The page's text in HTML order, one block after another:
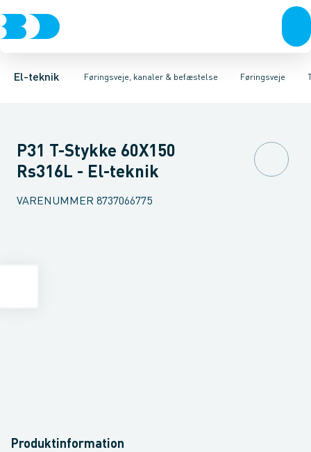
El-teknik Føringsveje, kanaler & befæstelse
Afbrydere, stikkontakter & lampeudtagForgreningsmateriel
Føringsveje
Føringsveje Installationskanaler for gulvInstallationskanaler
Gitterbakke Endestykke til kabelbakkeMontageplade til
P31 T-Stykke 60X150
Rs316L - El-teknik
VARENUMMER 8737066775
Produktinformation